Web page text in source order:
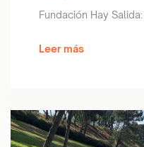
Fundación Hay
Leer más